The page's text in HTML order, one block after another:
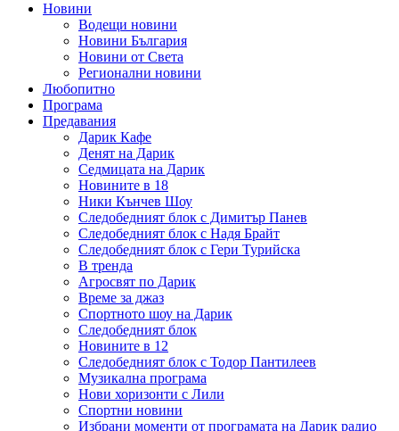
Новини
Водещи новини
Новини България
Новини от Света
Регионални новини
Любопитно
Програма
Предавания
Дарик Кафе
Денят на Дарик
Седмицата на Дарик
Новините в 18
Ники Кънчев Шоу
Следобедният блок с Димитър Панев
Следобедният блок с Надя Брайт
Следобедният блок с Гери Турийска
В тренда
Агросвят по Дарик
Време за джаз
Спортното шоу на Дарик
Следобедният блок
Новините в 12
Следобедният блок с Тодор Пантилеев
Музикална програма
Нови хоризонти с Лили
Спортни новини
Избрани моменти от програмата на Дарик радио